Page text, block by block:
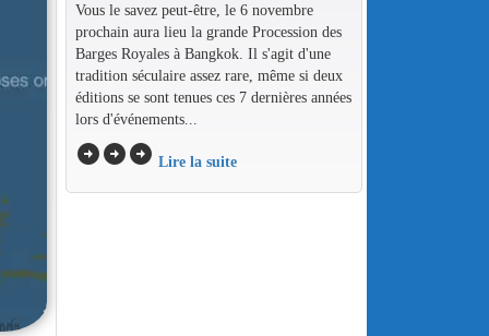
Vous le savez peut-être, le 6 novembre
prochain aura lieu la grande Procession des
Barges Royales à Bangkok. Il s'agit d'une
tradition séculaire assez rare, même si deux
éditions se sont tenues ces 7 dernières années
lors d'événements...
arrow_circle_rightarrow_circle_rightarrow_circle_right Lire la suite